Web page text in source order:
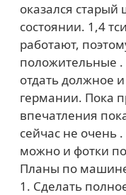
оказался
состоянии. 1,4
работают,
положительные
отдать должное
германии. Пока
впечатления
сейчас не очень
можно и фотки
Планы по
1. Сделать